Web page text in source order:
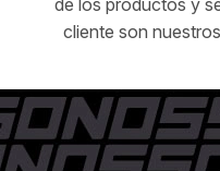
de los productos y
cliente son